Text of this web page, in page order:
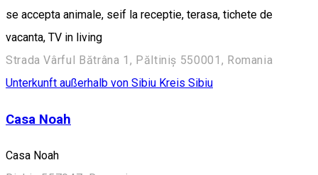
se accepta animale, seif la receptie, terasa, tichete de
vacanta, TV in living
Strada Vârful Bătrâna 1, Păltiniș 550001, Romania
Unterkunft außerhalb von Sibiu Kreis Sibiu
Casa Noah
Casa Noah